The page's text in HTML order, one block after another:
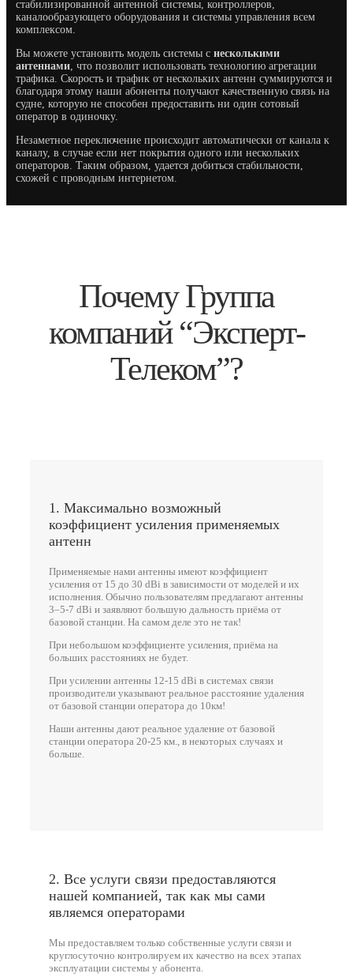
стабилизированной антенной системы, контроллеров,
каналообразующего оборудования и системы управления всем
комплексом.
Вы можете установить модель системы с несколькими
антеннами, что позволит использовать технологию агрегации
трафика. Скорость и трафик от нескольких антенн суммируются и
благодаря этому наши абоненты получают качественную связь на
судне, которую не способен предоставить ни один сотовый
оператор в одиночку.
Незаметное переключение происходит автоматически от канала к
каналу, в случае если нет покрытия одного или нескольких
операторов. Таким образом, удается добиться стабильности,
схожей с проводным интернетом.
Почему Группа
компаний “Эксперт-
Телеком”?
1. Максимально возможный
коэффициент усиления применяемых
антенн
Применяемые нами антенны имеют коэффициент
усиления от 15 до 30 dBi в зависимости от моделей и их
исполнения. Обычно пользователям предлагают антенны
3–5-7 dBi и заявляют большую дальность приёма от
базовой станции. На самом деле это не так!
При небольшом коэффициенте усиления, приёма на
больших расстояниях не будет.
При усилении антенны 12-15 dBi в системах связи
производители указывают реальное расстояние удаления
от базовой станции оператора до 10км!
Наши антенны дают реальное удаление от базовой
станции оператора 20-25 км., в некоторых случаях и
больше.
2. Все услуги связи предоставляются
нашей компанией, так как мы сами
являемся операторами
Мы предоставляем только собственные услуги связи и
круглосуточно контролируем их качество на всех этапах
эксплуатации системы у абонента.